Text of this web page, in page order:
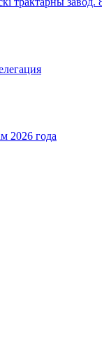
2026 года